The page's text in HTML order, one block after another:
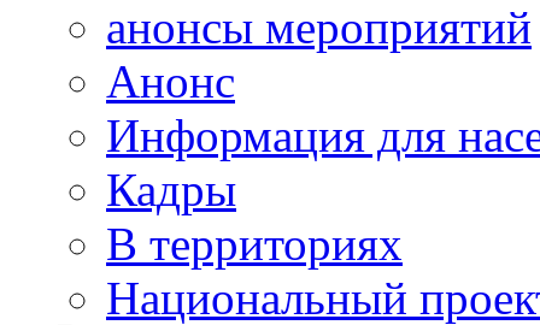
анонсы мероприятий
Анонс
Информация для
Кадры
В территориях
Национальный